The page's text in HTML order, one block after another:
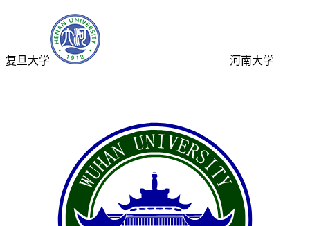
复旦大学 河南大学